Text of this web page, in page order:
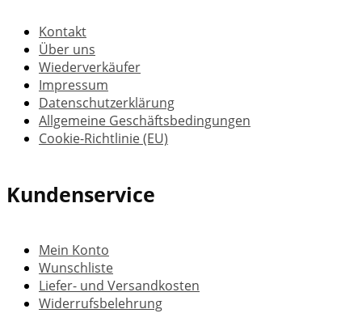
Kontakt
Über uns
Wiederverkäufer
Impressum
Datenschutzerklärung
Allgemeine Geschäftsbedingungen
Cookie-Richtlinie (EU)
Kundenservice
Mein Konto
Wunschliste
Liefer- und Versandkosten
Widerrufsbelehrung